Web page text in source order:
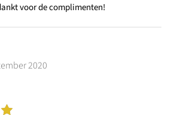
voor de complimenten!
2020